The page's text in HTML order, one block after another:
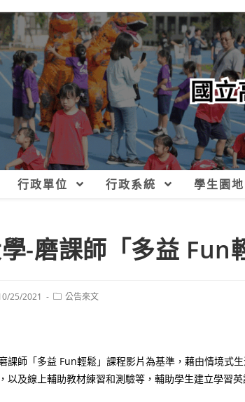
行政單位 行政系統 學生園地
-磨課師「多益 Fun
25/2021
Post公告來文
課師「多益 Fun輕鬆」課程影片為基準，藉由情境式
以及線上輔助教材練習和測驗等，輔助學生建立學習